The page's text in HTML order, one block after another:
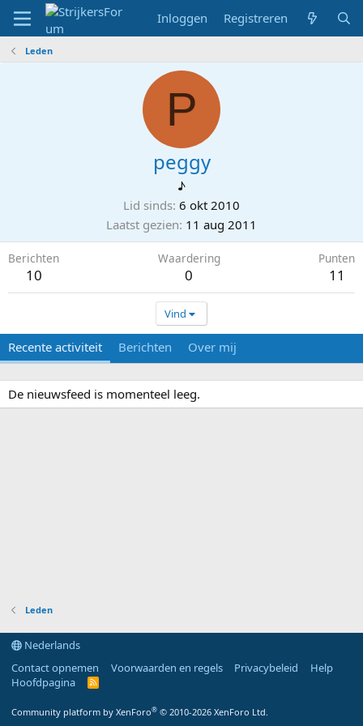
Inloggen Registreren
Leden
P
peggy
♪
Lid sinds 6 okt 2010
Laatst gezien 11 aug 2011
Berichten
10
Waardering
0
Punten
11
Vind
Recente activiteit Berichten Over mij
De nieuwsfeed is momenteel leeg.
Leden
Nederlands
Contact opnemen
Voorwaarden en regels Privacybeleid
Help
Hoofdpagina
R
Community platform by XenForo® © 2010-2026 XenForo Ltd.